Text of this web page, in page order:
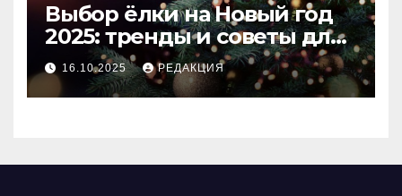
Выбор ёлки на Новый год
2025: тренды и советы для
идеального праздника
16.10.2025 РЕДАКЦИЯ